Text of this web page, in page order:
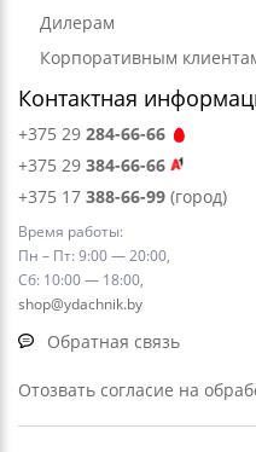
Дилерам
Корпоративным
Контактная
+375 29 284-66-66
+375 29 384-66-66
+375 17 388-66-99 (город)
Время работы:
Пн – Пт: 9:00 — 20:00,
Сб: 10:00 — 18:00,
shop@ydachnik.by
Обратная связь
Отозвать согласие на